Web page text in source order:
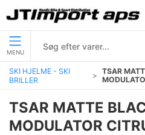
MENU
SKI HJELME - SKI
BRILLER
TSAR
TSAR MATTE
MODULATOR